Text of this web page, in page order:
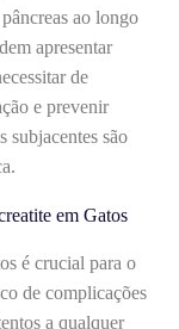
ao longo
apresentar
de
e prevenir
subjacentes são
em Gatos
é crucial para o
de complicações
a qualquer